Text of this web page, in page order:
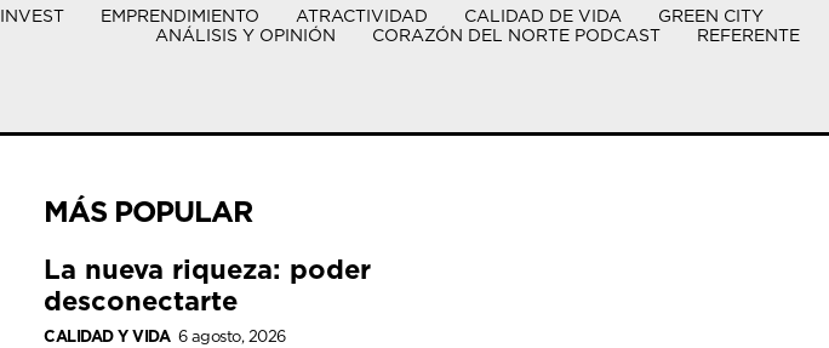
INVEST EMPRENDIMIENTO ATRACTIVIDAD CALIDAD DE VIDA
GREEN CITY
ANÁLISIS Y OPINIÓN
CORAZÓN DEL NORTE PODCAST REFERENTE
MÁS POPULAR
La nueva riqueza: poder
desconectarte
CALIDAD Y VIDA 6 agosto, 2026